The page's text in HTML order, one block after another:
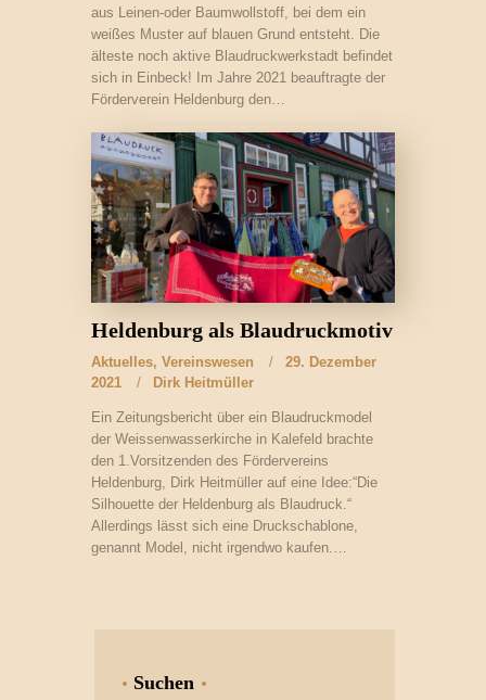
aus Leinen-oder Baumwollstoff, bei dem ein
weißes Muster auf blauen Grund entsteht. Die
älteste noch aktive Blaudruckwerkstadt befindet
sich in Einbeck! Im Jahre 2021 beauftragte der
Förderverein Heldenburg den…
Heldenburg als Blaudruckmotiv
Aktuelles, Vereinswesen
29. Dezember
2021
Dirk Heitmüller
Ein Zeitungsbericht über ein Blaudruckmodel
der Weissenwasserkirche in Kalefeld brachte
den 1.Vorsitzenden des Fördervereins
Heldenburg, Dirk Heitmüller auf eine Idee:“Die
Silhouette der Heldenburg als Blaudruck.“
Allerdings lässt sich eine Druckschablone,
genannt Model, nicht irgendwo kaufen.…
Suchen